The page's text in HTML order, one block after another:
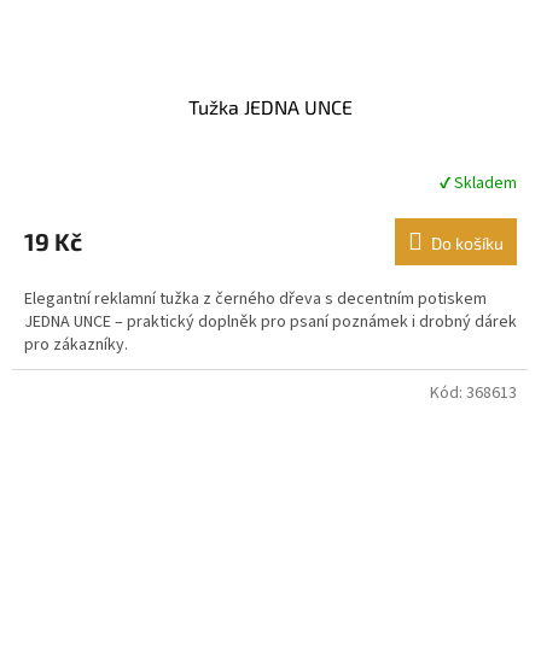
Tužka JEDNA UNCE
✔ Skladem
19 Kč Do košíku
Elegantní reklamní tužka z černého dřeva s decentním potiskem
JEDNA UNCE – praktický doplněk pro psaní poznámek i drobný dárek
pro zákazníky.
Kód: 368613